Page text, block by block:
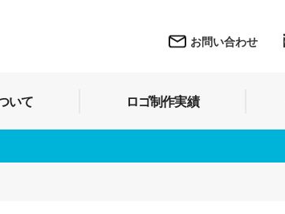
お問い合わせ
いて ロゴ制作実績